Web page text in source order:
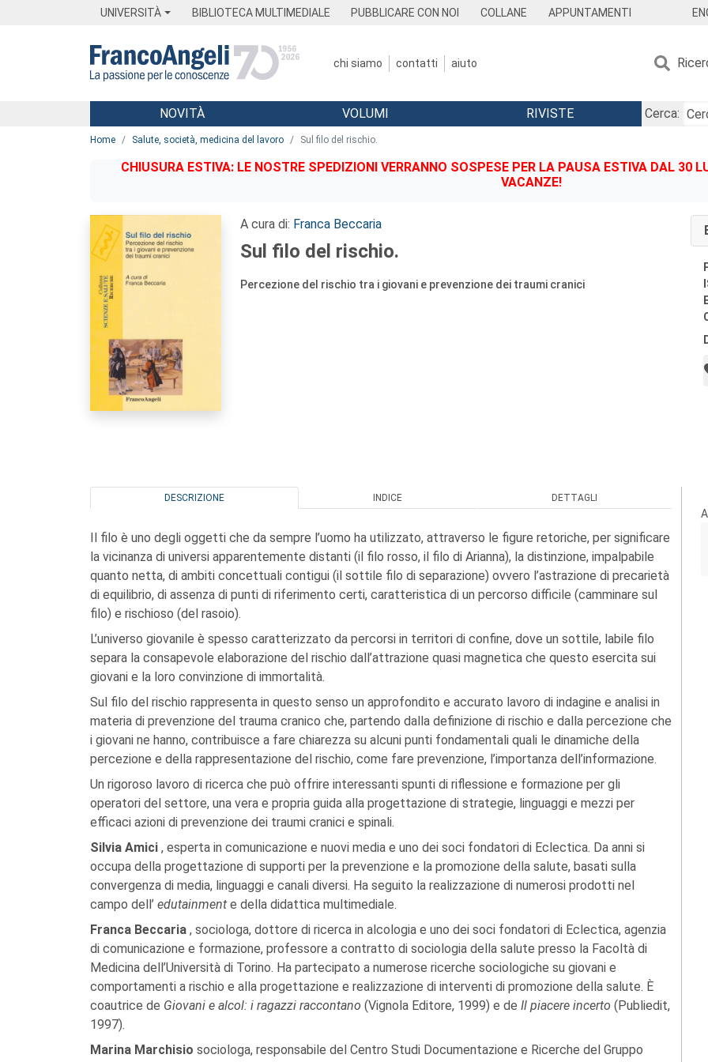
UNIVERSITÀ BIBLIOTECA MULTIMEDIALE PUBBLICARE CON NOI COLLANE APPUNTAMENTI
chi siamo contatti aiuto
Menu
NOVITÀ VOLUMI RIVISTE
Cerca:
Home Salute, società, medicina del lavoro Sul filo del rischio.
CHIUSURA ESTIVA: LE NOSTRE SPEDIZIONI VERRANNO SOSPESE PER LA PAUSA ESTIVA DAL 30
VACANZE!
A cura di: Franca Beccaria
Sul filo del rischio.
Percezione del rischio tra i giovani e prevenzione dei traumi cranici
DESCRIZIONE INDICE DETTAGLI
Il filo è uno degli oggetti che da sempre l’uomo ha utilizzato, attraverso le figure retoriche, per significare
la vicinanza di universi apparentemente distanti (il filo rosso, il filo di Arianna), la distinzione, impalpabile
quanto netta, di ambiti concettuali contigui (il sottile filo di separazione) ovvero l’astrazione di precarietà
di equilibrio, di assenza di punti di riferimento certi, caratteristica di un percorso difficile (camminare sul
filo) e rischioso (del rasoio).
L’universo giovanile è spesso caratterizzato da percorsi in territori di confine, dove un sottile, labile filo
separa la consapevole elaborazione del rischio dall’attrazione quasi magnetica che questo esercita sui
giovani e la loro convinzione di immortalità.
Sul filo del rischio rappresenta in questo senso un approfondito e accurato lavoro di indagine e analisi in
materia di prevenzione del trauma cranico che, partendo dalla definizione di rischio e dalla percezione che
i giovani ne hanno, contribuisce a fare chiarezza su alcuni punti fondamentali quali le dinamiche della
percezione e della rappresentazione del rischio, come fare prevenzione, l’importanza dell’informazione.
Un rigoroso lavoro di ricerca che può offrire interessanti spunti di riflessione e formazione per gli
operatori del settore, una vera e propria guida alla progettazione di strategie, linguaggi e mezzi per
efficaci azioni di prevenzione dei traumi cranici e spinali.
Silvia Amici , esperta in comunicazione e nuovi media e uno dei soci fondatori di Eclectica. Da anni si
occupa della progettazione di supporti per la prevenzione e la promozione della salute, basati sulla
convergenza di media, linguaggi e canali diversi. Ha seguito la realizzazione di numerosi prodotti nel
campo dell’ edutainment e della didattica multimediale.
Franca Beccaria , sociologa, dottore di ricerca in alcologia e uno dei soci fondatori di Eclectica, agenzia
di comunicazione e formazione, professore a contratto di sociologia della salute presso la Facoltà di
Medicina dell’Università di Torino. Ha partecipato a numerose ricerche sociologiche su giovani e
comportamenti a rischio e alla progettazione e realizzazione di interventi di promozione della salute. È
coautrice de Giovani e alcol: i ragazzi raccontano (Vignola Editore, 1999) e de Il piacere incerto (Publiedit,
1997).
Marina Marchisio sociologa, responsabile del Centro Studi Documentazione e Ricerche del Gruppo